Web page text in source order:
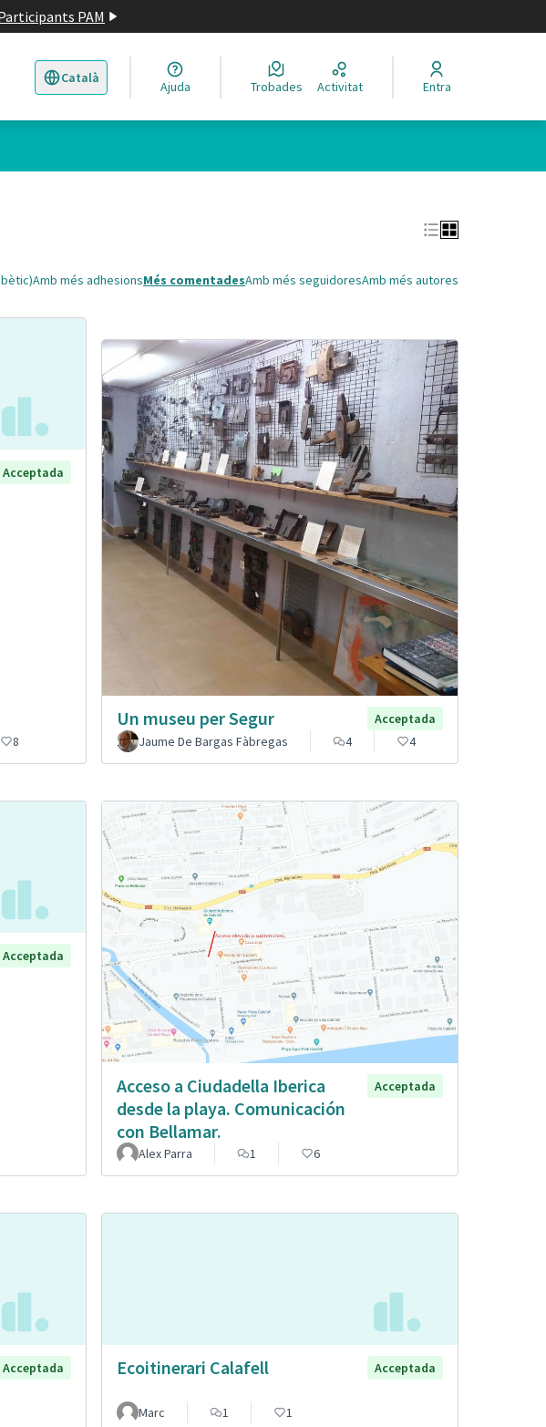
PAM
Català
Triar la llengua Elegir el idioma
Ajuda Trobades Activitat Entra
Amb més adhesionsMés comentadesAmb més seguidoresAmb més autores
Acceptada
8
Un museu per Segur
Acceptada
Jaume De Bargas Fàbregas
4 4
Acceptada
Acceso a Ciudadella Iberica
desde la playa. Comunicación
con Bellamar.
Acceptada
Alex Parra 1 6
Acceptada Ecoitinerari Calafell Acceptada
Marc 1 1